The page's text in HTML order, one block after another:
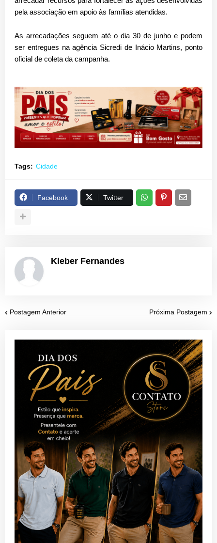
pela associação em apoio às famílias atendidas.
As arrecadações seguem até o dia 30 de junho e podem
ser entregues na agência Sicredi de Inácio Martins, ponto
oficial de coleta da campanha.
Tags: Cidade
Facebook Twitter
Kleber Fernandes
Postagem Anterior Próxima Postagem